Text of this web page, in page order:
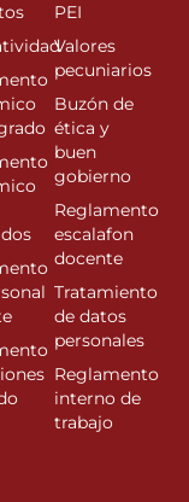
PEI
Valores
pecuniarios
Buzón de
ética y
buen
gobierno
Reglamento
escalafon
docente
Tratamiento
de datos
personales
Reglamento
interno de
trabajo